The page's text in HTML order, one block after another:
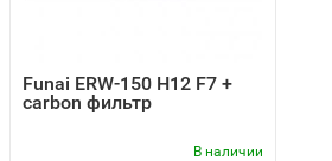
Funai ERW-150 H12 F7 +
carbon фильтр
В наличии